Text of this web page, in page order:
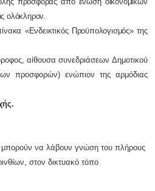
ολόκληρον.
«Ενδεικτικός Προϋπολογισμός» της
αίθουσα συνεδριάσεων Δημοτικού
προσφορών) ενώπιον της αρμόδιας
μπορούν να λάβουν γνώση του πλήρους
στον δικτυακό τόπο